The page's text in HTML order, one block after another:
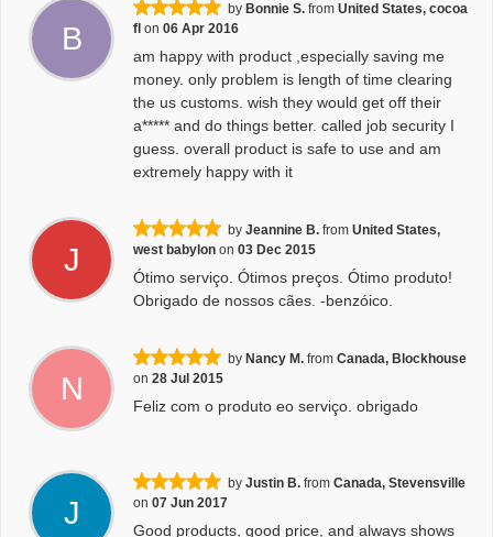
B
by Bonnie S. from United States, cocoa
fl on 06 Apr 2016
am happy with product ,especially saving me
money. only problem is length of time clearing
the us customs. wish they would get off their
a***** and do things better. called job security I
guess. overall product is safe to use and am
extremely happy with it
J
by Jeannine B. from United States,
west babylon on 03 Dec 2015
Ótimo serviço. Ótimos preços. Ótimo produto!
Obrigado de nossos cães. -benzóico.
N
by Nancy M. from Canada, Blockhouse
on 28 Jul 2015
Feliz com o produto eo serviço. obrigado
J
by Justin B. from Canada, Stevensville
on 07 Jun 2017
Good products, good price, and always shows